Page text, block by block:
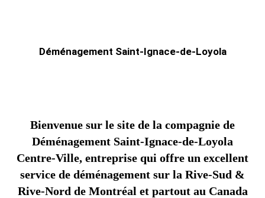
Déménagement Saint-Ignace-de-Loyola
Bienvenue sur le site de la compagnie de
Déménagement Saint-Ignace-de-Loyola
Centre-Ville, entreprise qui offre un excellent
service de déménagement sur la Rive-Sud &
Rive-Nord de Montréal et partout au Canada